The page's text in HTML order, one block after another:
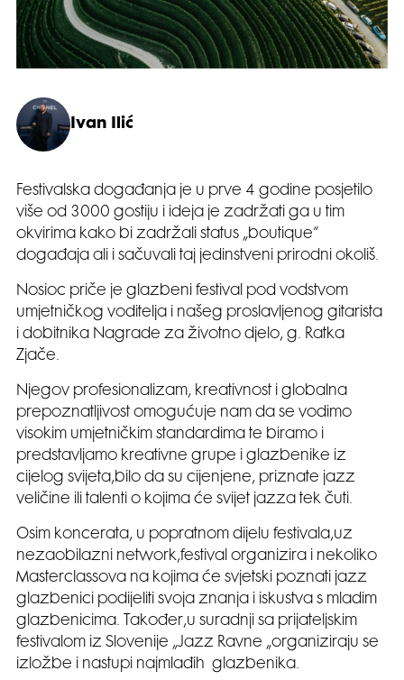
Ivan Ilić
Festivalska događanja je u prve 4 godine posjetilo
više od 3000 gostiju i ideja je zadržati ga u tim
okvirima kako bi zadržali status „boutique“
događaja ali i sačuvali taj jedinstveni prirodni okoliš.
Nosioc priče je glazbeni festival pod vodstvom
umjetničkog voditelja i našeg proslavljenog gitarista
i dobitnika Nagrade za životno djelo, g. Ratka
Zjače.
Njegov profesionalizam, kreativnost i globalna
prepoznatljivost omogućuje nam da se vodimo
visokim umjetničkim standardima te biramo i
predstavljamo kreativne grupe i glazbenike iz
cijelog svijeta,bilo da su cijenjene, priznate jazz
veličine ili talenti o kojima će svijet jazza tek čuti.
Osim koncerata, u popratnom dijelu festivala,uz
nezaobilazni network,festival organizira i nekoliko
Masterclassova na kojima će svjetski poznati jazz
glazbenici podijeliti svoja znanja i iskustva s mladim
glazbenicima. Također,u suradnji sa prijateljskim
festivalom iz Slovenije „Jazz Ravne „organiziraju se
izložbe i nastupi najmlađih glazbenika.